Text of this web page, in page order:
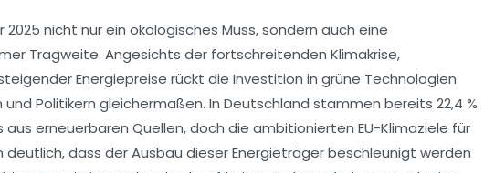
2025 nicht nur ein ökologisches Muss, sondern auch eine
Tragweite. Angesichts der fortschreitenden Klimakrise,
Energiepreise rückt die Investition in grüne Technologien
und Politikern gleichermaßen. In Deutschland stammen bereits 22,4 %
erneuerbaren Quellen, doch die ambitionierten EU-Klimaziele für
deutlich, dass der Ausbau dieser Energieträger beschleunigt werden